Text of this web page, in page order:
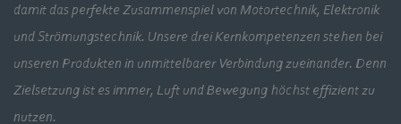
damit das perfekte Zusammenspiel von Motortechnik, Elektronik
und Strömungstechnik. Unsere drei Kernkompetenzen stehen bei
unseren Produkten in unmittelbarer Verbindung zueinander. Denn
Zielsetzung ist es immer, Luft und Bewegung höchst effizient zu
nutzen.